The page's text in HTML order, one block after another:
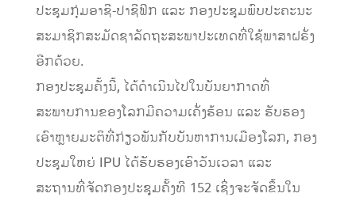
ປະຊຸມກຸ່ມອາຊີ-ປາຊີຟິກ ແລະ ກອງປະຊຸມພົບປະຄະນະ
ສະມາຊິກສະມັດຊາລັດຖະສະພາປະເທດທີ່ໃຊ້ພາສາຝຣັ່ງ
ອີກດ້ວຍ.
ກອງປະຊຸມຄັ້ງນີ້, ໄດ້ດໍາເນີນໄປໃນບັນຍາກາດທີ່
ສະພາບການຂອງໂລກມີຄວາມເຄັ່ງຮ້ອນ ແລະ ຮັບຮອງ
ເອົາຫຼາຍມະຕິທີ່ກ່ຽວພັນກັບບັນຫາການເມືອງໂລກ, ກອງ
ປະຊຸມໃຫຍ່ IPU ໄດ້ຮັບຮອງເອົາວັນເວລາ ແລະ
ສະຖານທີ່ຈັດກອງປະຊຸມຄັ້ງທີ 152 ເຊິ່ງຈະຈັດຂຶ້ນໃນ